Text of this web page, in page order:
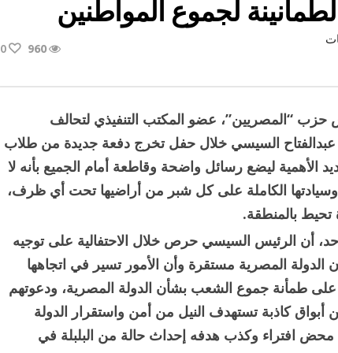
لجموع المواطنين
الرئيس
حفل
تخرج
طلاب
كلية
الشرطة
بعثت
الطمأنينة
لجموع
المواطنين
مغلقة
960
0
حزب “المصريين”، عضو المكتب التنفيذي لتحالف
السيسي خلال حفل تخرج دفعة جديدة من طلاب
ليضع رسائل واضحة وقاطعة أمام الجميع بأنه لا
الكاملة على كل شبر من أراضيها تحت أي ظرف،
بالمنطقة.
أن الرئيس السيسي حرص خلال الاحتفالية على توجيه
المصرية مستقرة وأن الأمور تسير في اتجاهها
طمأنة جموع الشعب بشأن الدولة المصرية، ودعوتهم
كاذبة تستهدف النيل من أمن واستقرار الدولة
افتراء وكذب هدفه إحداث حالة من البلبلة في
كيف تحمي مصر ثرواتها في الجنوب؟
تُنشئ